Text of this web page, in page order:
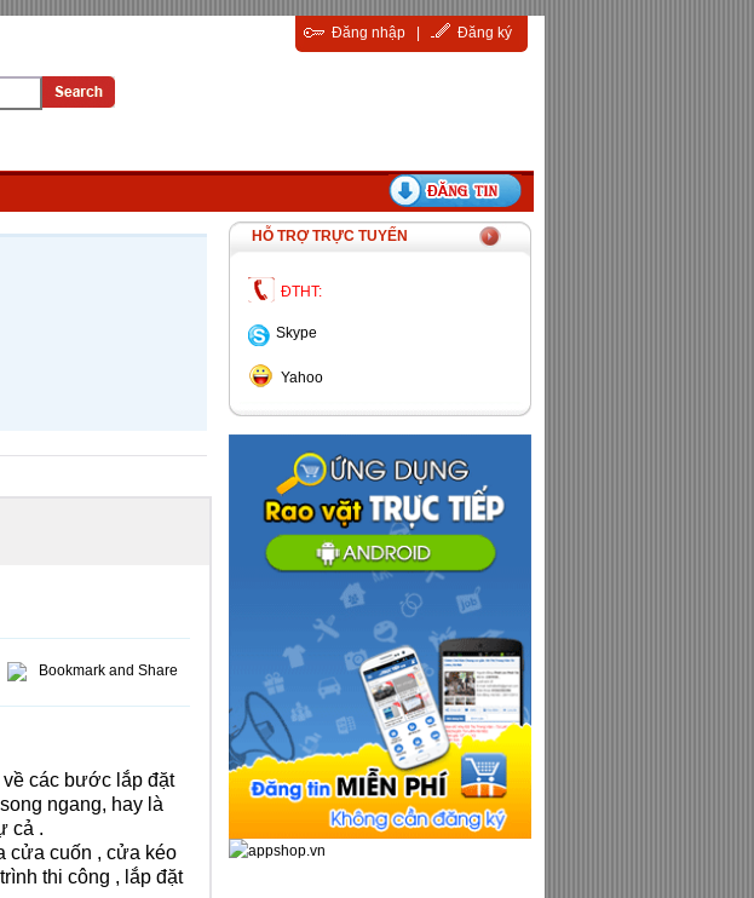
Đăng nhập Đăng ký
về các bước lắp đặt
ngang, hay là
cả .
cửa cuốn , cửa kéo
thi công , lắp đặt
HỖ TRỢ TRỰC TUYẾN
ĐTHT:
Skype
Yahoo